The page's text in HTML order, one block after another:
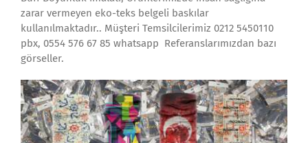
zarar vermeyen eko-teks belgeli baskılar
kullanılmaktadır.. Müşteri Temsilcilerimiz 0212 5450110
pbx, 0554 576 67 85 whatsapp Referanslarımızdan bazı
görseller.